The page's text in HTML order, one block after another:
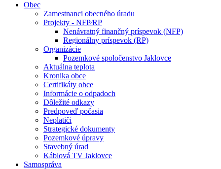
Obec
Zamestnanci obecného úradu
Projekty - NFP⁄RP
Nenávratný finančný príspevok (NFP)
Regionálny príspevok (RP)
Organizácie
Pozemkové spoločenstvo Jaklovce
Aktuálna teplota
Kronika obce
Certifikáty obce
Informácie o odpadoch
Dôležité odkazy
Predpoveď počasia
Neplatiči
Strategické dokumenty
Pozemkové úpravy
Stavebný úrad
Káblová TV Jaklovce
Samospráva